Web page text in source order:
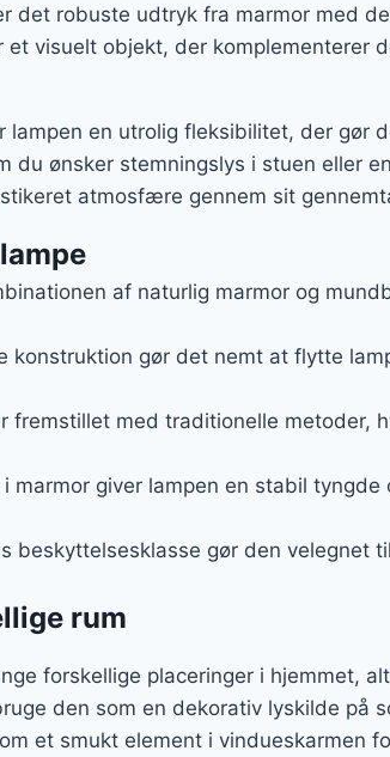
det robuste udtryk fra marmor med
visuelt objekt, der komplementerer
en utrolig fleksibilitet, der gør
du ønsker stemningslys i stuen eller
atmosfære gennem sit
af naturlig marmor og
konstruktion gør det nemt at flytte
fremstillet med traditionelle metoder,
marmor giver lampen en stabil
beskyttelsesklasse gør den velegnet
rum
forskellige placeringer i hjemmet,
den som en dekorativ lyskilde på
et smukt element i vindueskarmen